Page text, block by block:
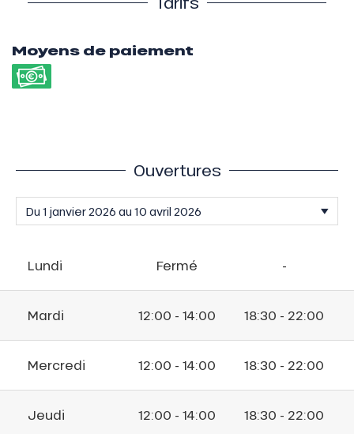
Moyens de paiement
Ouvertures
Lundi Fermé -
Mardi 12:00 - 14:00 18:30 - 22:00
Mercredi 12:00 - 14:00 18:30 - 22:00
Jeudi 12:00 - 14:00 18:30 - 22:00